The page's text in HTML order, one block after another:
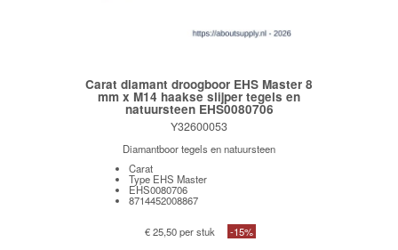
Carat diamant droogboor EHS Master 8
mm x M14 haakse slijper tegels en
natuursteen EHS0080706
Y32600053
Diamantboor tegels en natuursteen
Carat
Type EHS Master
EHS0080706
8714452008867
€ 25,50 per stuk -15%